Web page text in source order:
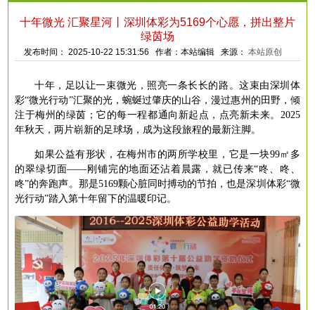
十年微光 汇聚星河丨深圳体彩为5169个心愿，拼出整片
绿茵场
发布时间： 2025-10-22 15:31:56 作者：本站编辑 来源：本站原创
十年，足以让一束微光，照亮一条长长的路。这束由深圳体
彩“微光行动”汇聚的光，蜿蜒过肇庆的山谷，漫过惠州的田野，倾
注于梅州的绿茵；它的每一程都通向新起点，点亮新未来。2025
年秋天，两片崭新的足球场，成为这段旅程的最新注脚。
如果公益有形状，在梅州市的两所学校里，它是一块99㎡多
的翠绿切面——刚铺完的地面还沾着晨露，就已传来“咚、咚、
咚”的奔跑声。那是5169颗心脏同时搏动的节拍，也是深圳体彩“微
光行动”踏入第十年留下的温暖印记。